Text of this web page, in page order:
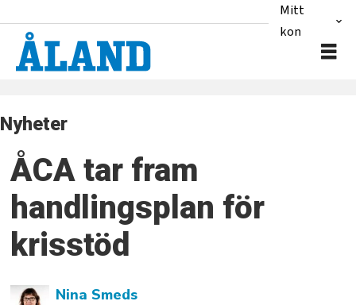
Mitt
konto
Nyheter
ÅCA tar fram
handlingsplan för
krisstöd
Nina Smeds